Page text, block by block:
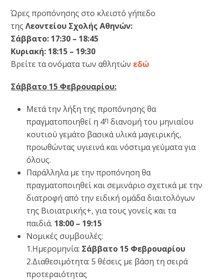
Ώρες προπόνησης στο κλειστό γήπεδο
τηςΛεοντείου Σχολής Αθηνών:
Σάββατο: 17:30 – 18:45
Κυριακή: 18:15 – 19:30
Βρείτε τα ονόματα των αθλητών εδώ
Σάββατο 15 Φεβρουαρίου:
Μετά την λήξη της προπόνησης θα
πραγματοποιηθεί η 4η διανομή του μηνιαίου
κουτιού γεμάτο βασικά υλικά μαγειρικής,
προωθώντας υγιεινά και νόστιμα γεύματα για
όλους.
Παράλληλα με την προπόνηση θα
πραγματοποιηθεί και σεμινάριο σχετικά με την
διατροφή από την ειδική ομάδα διαιτολόγων
της Βιοιατρικής+, για τους γονείς και τα
παιδιά. 18:00 – 19:15
Νομικές συμβουλές:
1.Ημερομηνία: Σάββατο 15 Φεβρουαρίου
2.Διαθεσιμότητα: 5 θέσεις με βάση τη σειρά
προτεραιότητας